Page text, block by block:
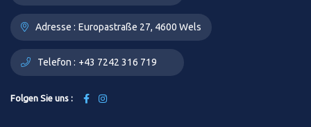
Adresse : Europastraße 27, 4600 Wels
Telefon : +43 7242 316 719
Folgen Sie uns :